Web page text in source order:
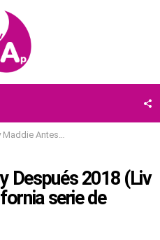
Después 2018 (Liv y Maddie Estilo California serie de televisión)
Después 2018 (Liv
serie de